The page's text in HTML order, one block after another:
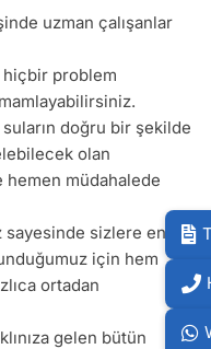
uzman çalışanlar
hiçbir problem
doğru bir şekilde
olan
hemen müdahalede
sayesinde sizlere en
için hem
ortadan
gelen bütün